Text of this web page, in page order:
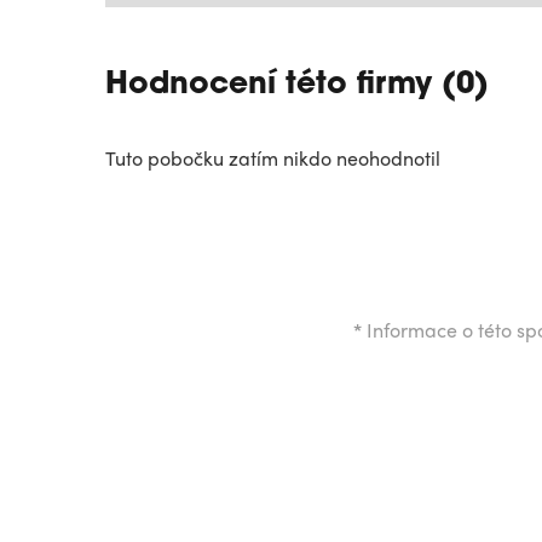
Hodnocení této firmy (0)
Tuto pobočku zatím nikdo neohodnotil
* Informace o této